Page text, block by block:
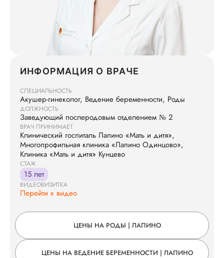
ИНФОРМАЦИЯ О ВРАЧЕ
СПЕЦИАЛЬНОСТЬ
Акушер-гинеколог, Ведение беременности, Роды
ДОЛЖНОСТЬ
Заведующий послеродовым отделением № 2
ВРАЧ ПРИНИМАЕТ
Клинический госпиталь Лапино «Мать и дитя»,
Многопрофильная клиника «Лапино Одинцово»,
Клиника «Мать и дитя» Кунцево
СТАЖ
15 лет
ВИДЕОВИЗИТКА
Перейти к видео
ЦЕНЫ НА РОДЫ | ЛАПИНО
ЦЕНЫ НА ВЕДЕНИЕ БЕРЕМЕННОСТИ | ЛАПИНО